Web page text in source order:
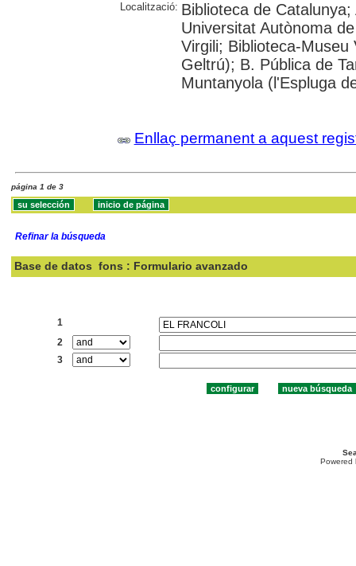
Localització: Biblioteca de
Universitat Autònoma
Virgili; Biblioteca-
Geltrú); B. Pública de
Muntanyola (l'Espluga
Enllaç permanent a aquest
página 1 de 3
Refinar la búsqueda
Base de datos fons : Formulario avanzado
1
2
3